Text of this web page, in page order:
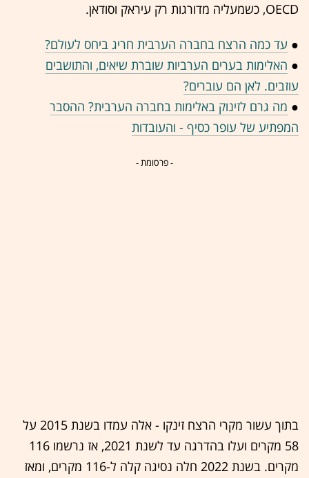
OECD, כשמעליה מדורגות רק עיראק וסודאן.
● עד כמה הרצח בחברה הערבית חריג ביחס לעולם?
● האלימות בערים הערביות שוברת שיאים, והתושבים
עוזבים. לאן הם עוברים?
● מה גרם לזינוק באלימות בחברה הערבית? ההסבר
המפתיע של עופר כסיף - והעובדות
- פרסומת -
בתוך עשור מקרי הרצח זינקו - אלה עמדו בשנת 2015 על
58 מקרים ועלו בהדרגה עד לשנת 2021, אז נרשמו 116
מקרים. בשנת 2022 חלה נסיגה קלה ל-116 מקרים, ומאז